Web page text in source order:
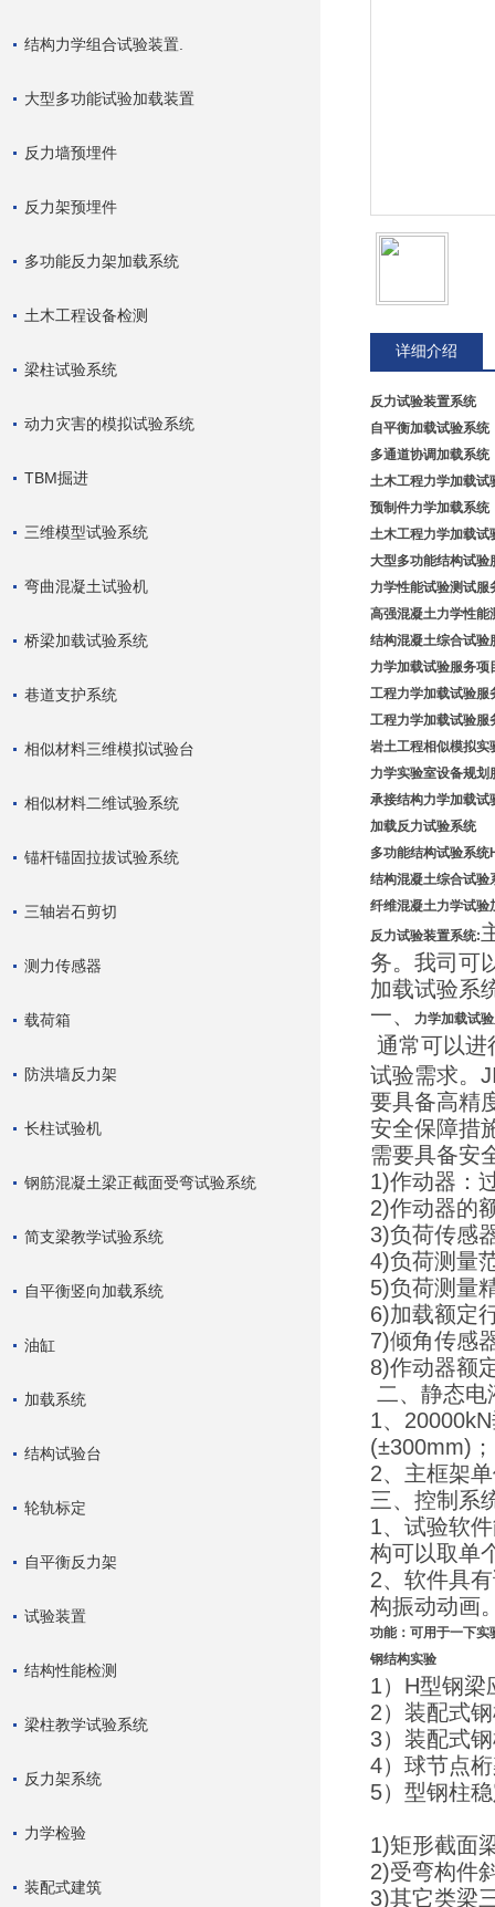
结构力学组合试验装置.
大型多功能试验加载装置
反力墙预埋件
反力架预埋件
多功能反力架加载系统
土木工程设备检测
梁柱试验系统
动力灾害的模拟试验系统
TBM掘进
三维模型试验系统
弯曲混凝土试验机
桥梁加载试验系统
巷道支护系统
相似材料三维模拟试验台
相似材料二维试验系统
锚杆锚固拉拔试验系统
三轴岩石剪切
测力传感器
载荷箱
防洪墙反力架
长柱试验机
钢筋混凝土梁正截面受弯试验系统
简支梁教学试验系统
自平衡竖向加载系统
油缸
加载系统
结构试验台
轮轨标定
自平衡反力架
试验装置
结构性能检测
梁柱教学试验系统
反力架系统
力学检验
装配式建筑
详细介绍
反力试验装置系统
自平衡加载试验系统
多通道协调加载系统
土木工程力学加载试
预制件力学加载系统
土木工程力学加载试
大型多功能结构试验
力学性能试验测试服
高强混凝土力学性能
结构混凝土综合试验
力学加载试验服务项
工程力学加载试验服
工程力学加载试验
岩土工程相似模拟实
力学实验室设备规划
承接结构力学加载试
加载反力试验系统
多功能结构试验系统
结构混凝土综合试验
纤维混凝土力学试验
反力试验装置系统:
务。我司可
加载试验系
一、
力学加载试
通常可以进
试验需求。
要具备高精
安全保障措
需要具备安
1)作动器：
2)作动器的
3)负荷传感
4)负荷测量
5)负荷测量
6)加载额定
7)倾角传感
8)作动器额
二、静态电
1、
(±300mm)
2、主框架
三、控制系
1、试验软
构可以取单
2、软件具
构振动动画
功能：可用于一下实
钢结构实验
1）H型钢梁
2）装配式
3）装配式
4）球节点
5）型钢柱
1)矩形截面
2)受弯构件
3)其它类梁